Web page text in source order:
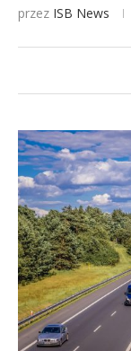
przez ISB News